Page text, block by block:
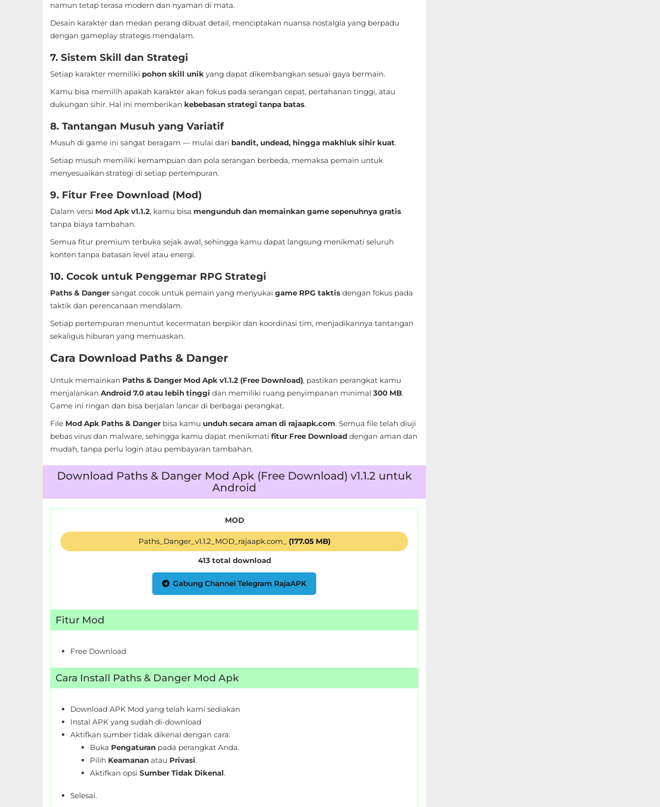
Communication
Education
Navigation
Personalization
Productivity
Shopping
namun tetap terasa modern dan nyaman di mata.
Desain karakter dan medan perang dibuat detail, menciptakan nuansa nostalgia yang berpadu
dengan gameplay strategis mendalam.
7. Sistem Skill dan Strategi
Setiap karakter memiliki pohon skill unik yang dapat dikembangkan sesuai gaya bermain.
Kamu bisa memilih apakah karakter akan fokus pada serangan cepat, pertahanan tinggi, atau
dukungan sihir. Hal ini memberikan kebebasan strategi tanpa batas.
8. Tantangan Musuh yang Variatif
Musuh di game ini sangat beragam — mulai dari bandit, undead, hingga makhluk sihir kuat.
Setiap musuh memiliki kemampuan dan pola serangan berbeda, memaksa pemain untuk
menyesuaikan strategi di setiap pertempuran.
9. Fitur Free Download (Mod)
Dalam versi Mod Apk v1.1.2, kamu bisa mengunduh dan memainkan game sepenuhnya gratis
tanpa biaya tambahan.
Semua fitur premium terbuka sejak awal, sehingga kamu dapat langsung menikmati seluruh
konten tanpa batasan level atau energi.
10. Cocok untuk Penggemar RPG Strategi
Paths & Danger sangat cocok untuk pemain yang menyukai game RPG taktis dengan fokus pada
taktik dan perencanaan mendalam.
Setiap pertempuran menuntut kecermatan berpikir dan koordinasi tim, menjadikannya tantangan
sekaligus hiburan yang memuaskan.
Cara Download Paths & Danger
Untuk memainkan Paths & Danger Mod Apk v1.1.2 (Free Download), pastikan perangkat kamu
menjalankan Android 7.0 atau lebih tinggi dan memiliki ruang penyimpanan minimal 300 MB.
Game ini ringan dan bisa berjalan lancar di berbagai perangkat.
File Mod Apk Paths & Danger bisa kamu unduh secara aman di rajaapk.com. Semua file telah diuji
bebas virus dan malware, sehingga kamu dapat menikmati fitur Free Download dengan aman dan
mudah, tanpa perlu login atau pembayaran tambahan.
Download Paths & Danger Mod Apk (Free Download) v1.1.2 untuk
Android
MOD
Paths_Danger_v1.1.2_MOD_rajaapk.com_ (177.05 MB)
413 total download
Gabung Channel Telegram RajaAPK
Fitur Mod
Free Download
Cara Install Paths & Danger Mod Apk
Download APK Mod yang telah kami sediakan
Instal APK yang sudah di-download
Aktifkan sumber tidak dikenal dengan cara:
Buka Pengaturan pada perangkat Anda.
Pilih Keamanan atau Privasi.
Aktifkan opsi Sumber Tidak Dikenal.
Selesai.